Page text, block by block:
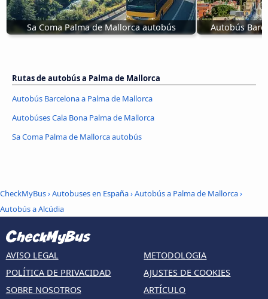
Sa Coma Palma de Mallorca autobús Autobús
Rutas de autobús a Palma de Mallorca
Autobús Barcelona a Palma de Mallorca
Autobúses Cala Bona Palma de Mallorca
Sa Coma Palma de Mallorca autobús
CheckMyBus›Autobuses en España›Autobús a Palma de Mallorca›
Autobús a Alcúdia
AVISO LEGAL
POLÍTICA DE PRIVACIDAD
SOBRE NOSOTROS
METODOLOGIA
AJUSTES DE COOKIES
ARTÍCULO